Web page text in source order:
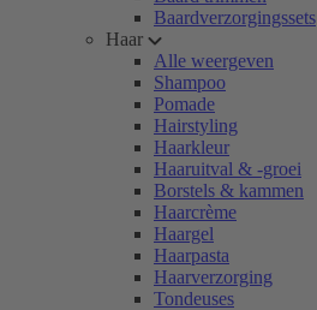
Baardverzorgingssets
Haar
Alle weergeven
Shampoo
Pomade
Hairstyling
Haarkleur
Haaruitval & -groei
Borstels & kammen
Haarcrème
Haargel
Haarpasta
Haarverzorging
Tondeuses